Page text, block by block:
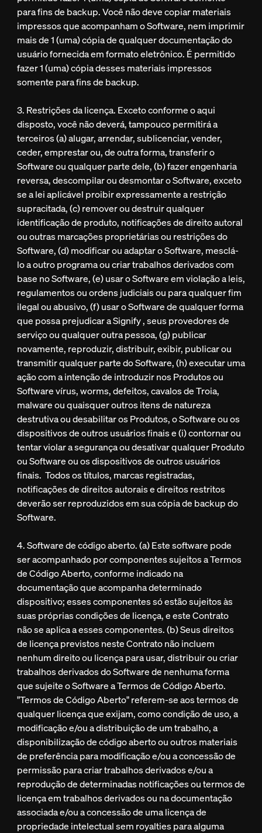
para fins de backup. Você não deve copiar materiais
impressos que acompanham o Software, nem imprimir
mais de 1 (uma) cópia de qualquer documentação do
usuário fornecida em formato eletrônico. É permitido
fazer 1 (uma) cópia desses materiais impressos
somente para fins de backup.
3. Restrições da licença. Exceto conforme o aqui
disposto, você não deverá, tampouco permitirá a
terceiros (a) alugar, arrendar, sublicenciar, vender,
ceder, emprestar ou, de outra forma, transferir o
Software ou qualquer parte dele, (b) fazer engenharia
reversa, descompilar ou desmontar o Software, exceto
se a lei aplicável proibir expressamente a restrição
supracitada, (c) remover ou destruir qualquer
identificação de produto, notificações de direito autoral
ou outras marcações proprietárias ou restrições do
Software, (d) modificar ou adaptar o Software, mesclá-
lo a outro programa ou criar trabalhos derivados com
base no Software, (e) usar o Software em violação a leis,
regulamentos ou ordens judiciais ou para qualquer fim
ilegal ou abusivo, (f) usar o Software de qualquer forma
que possa prejudicar a Signify , seus provedores de
serviço ou qualquer outra pessoa, (g) publicar
novamente, reproduzir, distribuir, exibir, publicar ou
transmitir qualquer parte do Software, (h) executar uma
ação com a intenção de introduzir nos Produtos ou
Software vírus, worms, defeitos, cavalos de Troia,
malware ou quaisquer outros itens de natureza
destrutiva ou desabilitar os Produtos, o Software ou os
dispositivos de outros usuários finais e (i) contornar ou
tentar violar a segurança ou desativar qualquer Produto
ou Software ou os dispositivos de outros usuários
finais. Todos os títulos, marcas registradas,
notificações de direitos autorais e direitos restritos
deverão ser reproduzidos em sua cópia de backup do
Software.
4. Software de código aberto. (a) Este software pode
ser acompanhado por componentes sujeitos a Termos
de Código Aberto, conforme indicado na
documentação que acompanha determinado
dispositivo; esses componentes só estão sujeitos às
suas próprias condições de licença, e este Contrato
não se aplica a esses componentes. (b) Seus direitos
de licença previstos neste Contrato não incluem
nenhum direito ou licença para usar, distribuir ou criar
trabalhos derivados do Software de nenhuma forma
que sujeite o Software a Termos de Código Aberto.
"Termos de Código Aberto" referem-se aos termos de
qualquer licença que exijam, como condição de uso, a
modificação e/ou a distribuição de um trabalho, a
disponibilização de código aberto ou outros materiais
de preferência para modificação e/ou a concessão de
permissão para criar trabalhos derivados e/ou a
reprodução de determinadas notificações ou termos de
licença em trabalhos derivados ou na documentação
associada e/ou a concessão de uma licença de
propriedade intelectual sem royalties para alguma